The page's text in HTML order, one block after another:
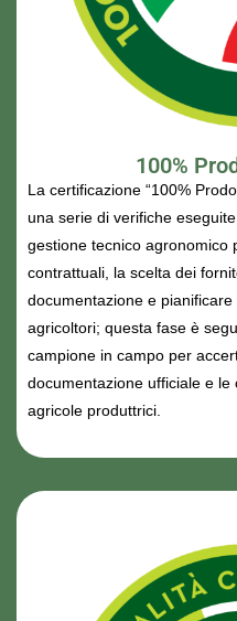
100%
La certificazione “100%
una serie di verifiche
gestione tecnico agronomico
contrattuali, la scelta dei
documentazione e
agricoltori; questa fase è
campione in campo per
documentazione ufficiale e
agricole produttrici.